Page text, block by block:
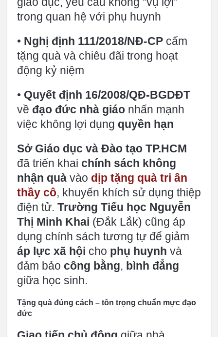
trong quan hệ với phụ huynh
• Nghị định 111/2018/NĐ-CP cấm
tặng quà và chiêu đãi trong hoạt
động kỷ niệm
• Quyết định 16/2008/QĐ-BGDĐT
về đạo đức nhà giáo nhấn mạnh
việc không lợi dụng quyền hạn
Sở Giáo dục và Đào tạo TP.HCM
đã triển khai chính sách không
nhận quà vào dịp tặng quà tri ân
thầy cô, khuyến khích sử dụng thiệp
điện tử. Trường Tiểu học Nguyễn
Thị Minh Khai (Đắk Lắk) cũng áp
dụng chính sách tương tự để giảm
áp lực xã hội cho phụ huynh và
đảm bảo công bằng, bình đẳng
giữa học sinh.
Tặng quà đúng cách – tôn trọng chuẩn mực đạo
đức